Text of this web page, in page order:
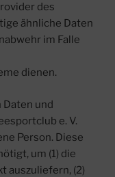
des
ähnliche Daten
im Falle
dienen.
Daten und
e. V.
Person. Diese
um (1) die
auszuliefern, (2)